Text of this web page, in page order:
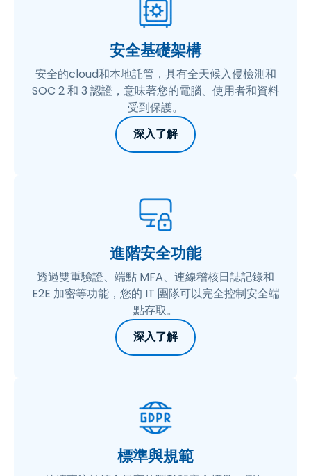
安全基礎架構
安全的cloud和本地託管，具有全天候入侵檢測和
SOC 2 和 3 認證，意味著您的電腦、使用者和資料
受到保護。
深入了解
進階安全功能
透過雙重驗證、端點 MFA、連線稽核日誌記錄和
E2E 加密等功能，您的 IT 團隊可以完全控制安全端
點存取。
深入了解
標準與規範